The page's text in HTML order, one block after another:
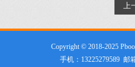
上
Copyright © 2018-2025
手机：13225279589 邮